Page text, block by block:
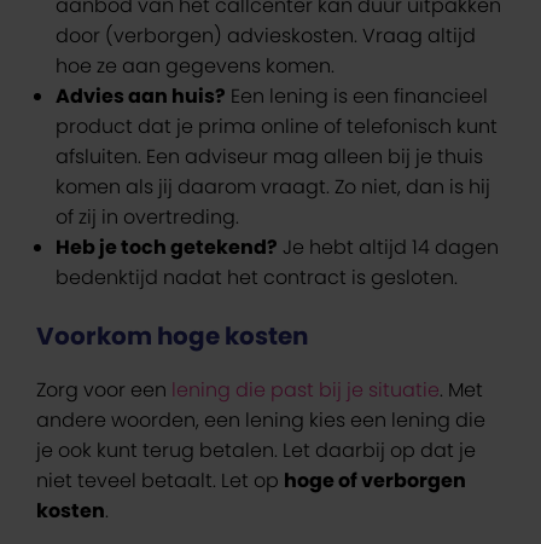
door (verborgen) advieskosten. Vraag altijd
hoe ze aan gegevens komen.
Advies aan huis? Een lening is een financieel
product dat je prima online of telefonisch kunt
afsluiten. Een adviseur mag alleen bij je thuis
komen als jij daarom vraagt. Zo niet, dan is hij
of zij in overtreding.
Heb je toch getekend? Je hebt altijd 14 dagen
bedenktijd nadat het contract is gesloten.
Voorkom hoge kosten
Zorg voor een lening die past bij je situatie. Met
andere woorden, een lening kies een lening die
je ook kunt terug betalen. Let daarbij op dat je
niet teveel betaalt. Let op hoge of verborgen
kosten.